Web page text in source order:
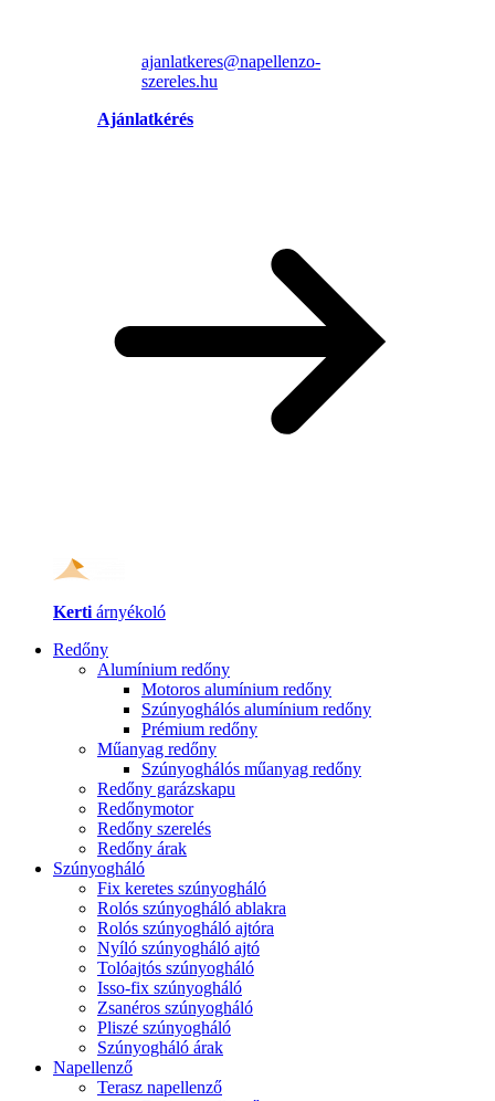
ajanlatkeres@napellenzo-
szereles.hu
Ajánlatkérés
Kerti árnyékoló
Redőny
Alumínium redőny
Motoros alumínium redőny
Szúnyoghálós alumínium redőny
Prémium redőny
Műanyag redőny
Szúnyoghálós műanyag redőny
Redőny garázskapu
Redőnymotor
Redőny szerelés
Redőny árak
Szúnyogháló
Fix keretes szúnyogháló
Rolós szúnyogháló ablakra
Rolós szúnyogháló ajtóra
Nyíló szúnyogháló ajtó
Tolóajtós szúnyogháló
Isso-fix szúnyogháló
Zsanéros szúnyogháló
Pliszé szúnyogháló
Szúnyogháló árak
Napellenző
Terasz napellenző